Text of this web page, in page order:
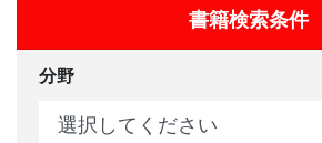
書籍検索条件
分野